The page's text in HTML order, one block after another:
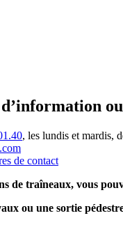
, les lundis et mardis,
de contact
de traîneaux, vous
ou une sortie